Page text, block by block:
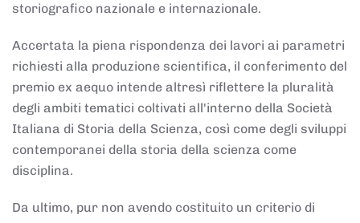
storiografico nazionale e internazionale.
Accertata la piena rispondenza dei lavori ai parametri
richiesti alla produzione scientifica, il conferimento del
premio ex aequo intende altresì riflettere la pluralità
degli ambiti tematici coltivati all'interno della Società
Italiana di Storia della Scienza, così come degli sviluppi
contemporanei della storia della scienza come
disciplina.
Da ultimo, pur non avendo costituito un criterio di